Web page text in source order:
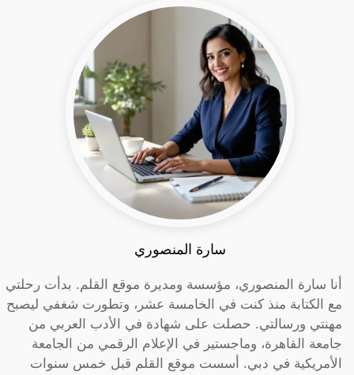
سارة المنصوري
أنا سارة المنصوري، مؤسسة ومديرة موقع القلم. بدأت رحلتي
مع الكتابة منذ كنت في الخامسة عشر، وتطورت شغفي ليصبح
مهنتي ورسالتي. حصلت على شهادة في الأدب العربي من
جامعة القاهرة، وماجستير في الإعلام الرقمي من الجامعة
الأمريكية في دبي. أسست موقع القلم قبل خمس سنوات